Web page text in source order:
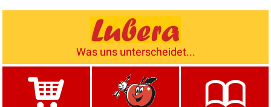
Was uns unterscheidet...